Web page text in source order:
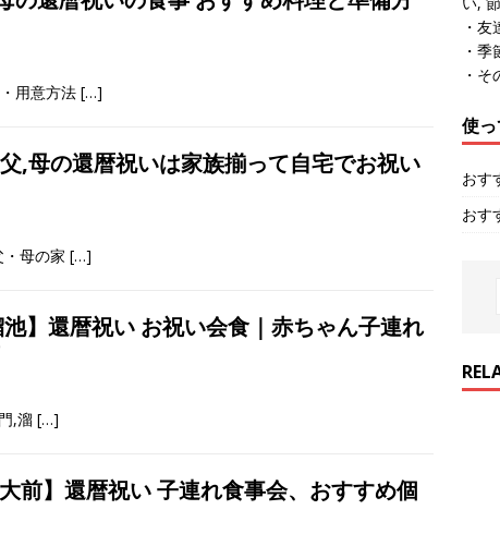
用意方法 […]
,母の還暦祝いは家族揃って自宅でお祝い
母の家 […]
】還暦祝い お祝い会食｜赤ちゃん子連れ
,溜 […]
前】還暦祝い 子連れ食事会、おすすめ個
・
・
・
使
おす
おす